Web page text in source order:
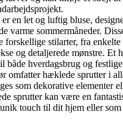
en let og luftig bluse,
varme sommermåneder.
stilarter, fra enkelte
og detaljerede mønstre. Et
både hverdagsbrug og
omfatter hæklede sprutter i
som dekorative elementer
sprutter kan være en
touch til dit hjem eller som